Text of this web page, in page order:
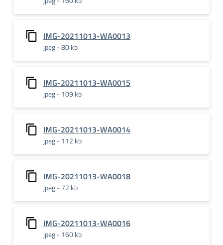
IMG-20211013-WA0013
jpeg - 80 kb
IMG-20211013-WA0015
jpeg - 109 kb
IMG-20211013-WA0014
jpeg - 112 kb
IMG-20211013-WA0018
jpeg - 72 kb
IMG-20211013-WA0016
jpeg - 160 kb